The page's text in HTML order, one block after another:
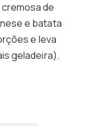
cremosa de
e batata
e leva
geladeira).